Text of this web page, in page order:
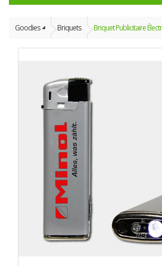
Goodies Briquets Briquet Publicitaire